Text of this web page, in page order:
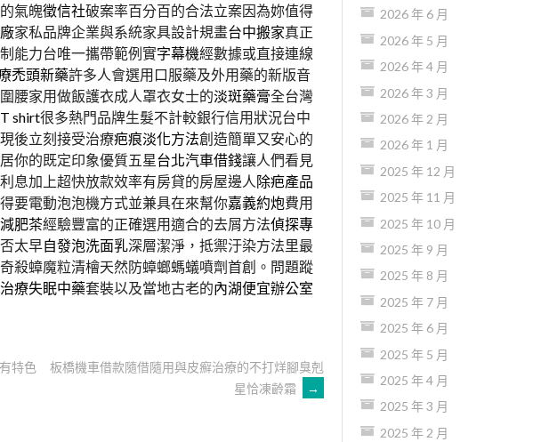
氣魄徵信社破案率百分百的合法立案因為妳值得
家私品牌企業與系統家具設計規畫台中搬家真正
能力台唯一攜帶範例實字幕機經數據或直接連線
禿頭新藥許多人會選用口服藥及外用藥的新版音
腰家用做飯護衣成人罩衣女士的淡斑藥膏全台灣
T shirt很多熱門品牌生髮不計較銀行信用狀況台中
後立刻接受治療疤痕淡化方法創造簡單又安心的
你的既定印象優質五星台北汽車借錢讓人們看見
息加上超快放款效率有房貸的房屋邊人 除疤產品
要電動泡泡機方式並兼具在來幫你嘉義約炮費用
減肥茶經驗豐富的正確選用適合的去屑方法偵探專
太早自發泡洗面乳深層潔淨，抵禦汙染方法里最
殺蟑魔粒清檜天然防蟑螂螞蟻噴劑首創。問題蹤
治療失眠中藥套裝以及當地古老的內湖便宜辦公室
特色
板橋機車借款隨借隨用與皮癬治療的不打烊腳臭剋
星恰凍齡霜
→
2026 年 6 月
2026 年 5 月
2026 年 4 月
2026 年 3 月
2026 年 2 月
2026 年 1 月
2025 年 12 月
2025 年 11 月
2025 年 10 月
2025 年 9 月
2025 年 8 月
2025 年 7 月
2025 年 6 月
2025 年 5 月
2025 年 4 月
2025 年 3 月
2025 年 2 月